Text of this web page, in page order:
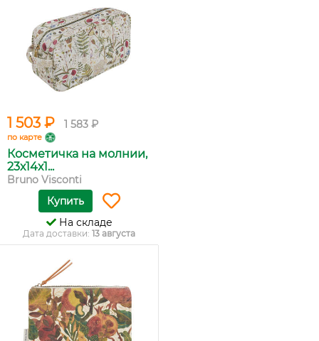
1 503 ₽ 1 583 ₽
по карте
Косметичка на молнии,
23х14х1...
Bruno Visconti
Купить
На складе
Дата доставки: 13 августа